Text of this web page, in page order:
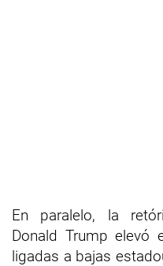
En paralelo, la
Donald Trump elevó
ligadas a bajas